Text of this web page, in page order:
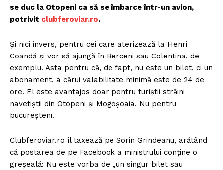
se duc la Otopeni ca să se îmbarce într-un avion,
potrivit clubferoviar.ro.
Și nici invers, pentru cei care aterizează la Henri
Coandă și vor să ajungă în Berceni sau Colentina, de
exemplu. Asta pentru că, de fapt, nu este un bilet, ci un
abonament, a cărui valabilitate minimă este de 24 de
ore. El este avantajos doar pentru turiștii străini
navetiștii din Otopeni și Mogoșoaia. Nu pentru
bucureșteni.
Clubferoviar.ro îl taxează pe Sorin Grindeanu, arătând
că postarea de pe Facebook a ministrului conține o
greșeală: Nu este vorba de „un singur bilet sau